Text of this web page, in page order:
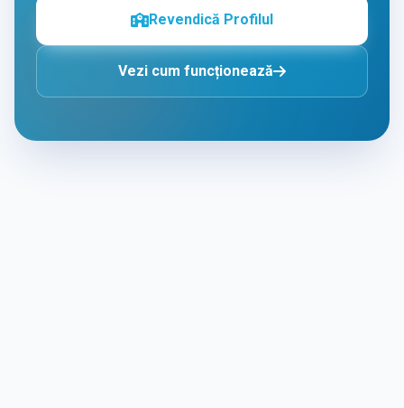
Revendică Profilul
Vezi cum funcționează